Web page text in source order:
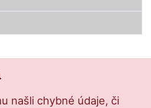
našli chybné údaje, či